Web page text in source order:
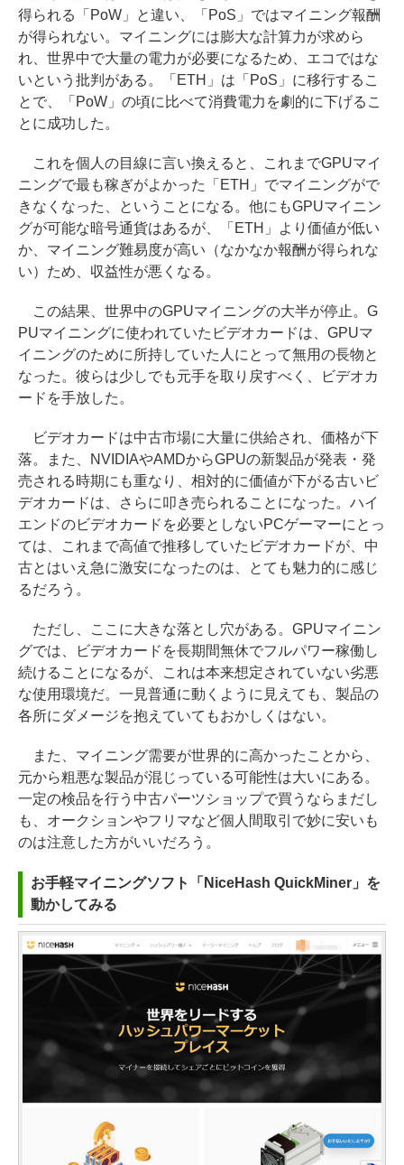
得られる「PoW」と違い、「PoS」ではマイニング報酬
が得られない。マイニングには膨大な計算力が求めら
れ、世界中で大量の電力が必要になるため、エコではな
いという批判がある。「ETH」は「PoS」に移行するこ
とで、「PoW」の頃に比べて消費電力を劇的に下げるこ
とに成功した。
これを個人の目線に言い換えると、これまでGPUマイ
ニングで最も稼ぎがよかった「ETH」でマイニングがで
きなくなった、ということになる。他にもGPUマイニン
グが可能な暗号通貨はあるが、「ETH」より価値が低い
か、マイニング難易度が高い（なかなか報酬が得られな
い）ため、収益性が悪くなる。
この結果、世界中のGPUマイニングの大半が停止。G
PUマイニングに使われていたビデオカードは、GPUマ
イニングのために所持していた人にとって無用の長物と
なった。彼らは少しでも元手を取り戻すべく、ビデオカ
ードを手放した。
ビデオカードは中古市場に大量に供給され、価格が下
落。また、NVIDIAやAMDからGPUの新製品が発表・発
売される時期にも重なり、相対的に価値が下がる古いビ
デオカードは、さらに叩き売られることになった。ハイ
エンドのビデオカードを必要としないPCゲーマーにとっ
ては、これまで高値で推移していたビデオカードが、中
古とはいえ急に激安になったのは、とても魅力的に感じ
るだろう。
ただし、ここに大きな落とし穴がある。GPUマイニン
グでは、ビデオカードを長期間無休でフルパワー稼働し
続けることになるが、これは本来想定されていない劣悪
な使用環境だ。一見普通に動くように見えても、製品の
各所にダメージを抱えていてもおかしくはない。
また、マイニング需要が世界的に高かったことから、
元から粗悪な製品が混じっている可能性は大いにある。
一定の検品を行う中古パーツショップで買うならまだし
も、オークションやフリマなど個人間取引で妙に安いも
のは注意した方がいいだろう。
お手軽マイニングソフト「NiceHash QuickMiner」を
動かしてみる